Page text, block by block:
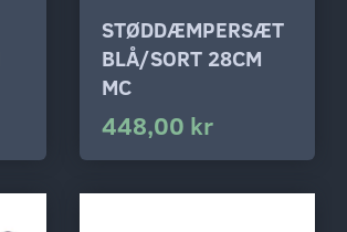
STØDDÆMPERSÆT
BLÅ/SORT 28CM
MC
448,00 kr